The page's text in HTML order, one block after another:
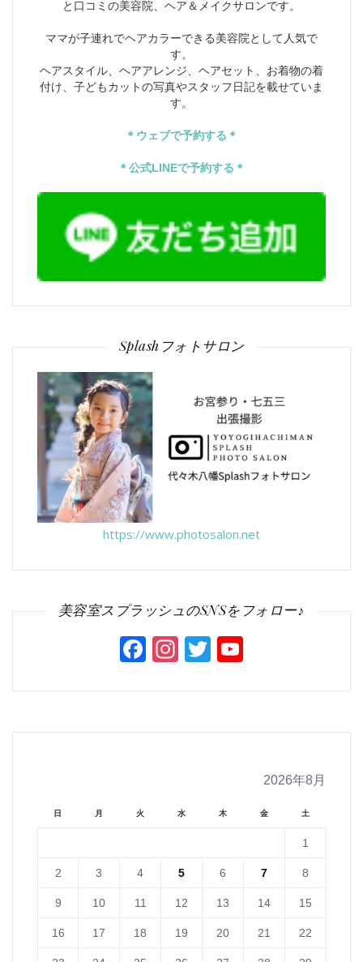
と口コミの美容院、ヘア＆メイクサロンです。
ママが子連れでヘアカラーできる美容院として人気で
す。
ヘアスタイル、ヘアアレンジ、ヘアセット、お着物の着
付け、子どもカットの写真やスタッフ日記を載せていま
す。
＊ウェブで予約する＊
＊公式LINEで予約する＊
Splashフォトサロン
https://www.photosalon.net
美容室スプラッシュのSNSをフォロー♪
Facebook
Instagram
Twitter
2026年8月
日 月 火 水 木 金 土
1
2 3 4 5 6 7 8
9 10 11 12 13 14 15
16 17 18 19 20 21 22